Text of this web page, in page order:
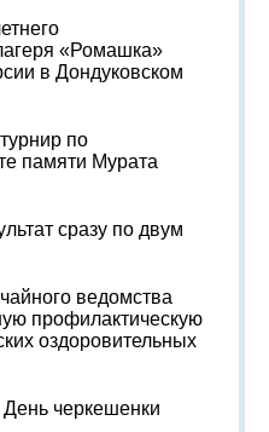
«Ромашка»
в Дондуковском
по
памяти Мурата
сразу по двум
ведомства
профилактическую
оздоровительных
черкешенки